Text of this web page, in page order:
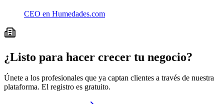
CEO en Humedades.com
¿Listo para hacer crecer tu negocio?
Únete a los profesionales que ya captan clientes a través de nuestra
plataforma. El registro es gratuito.